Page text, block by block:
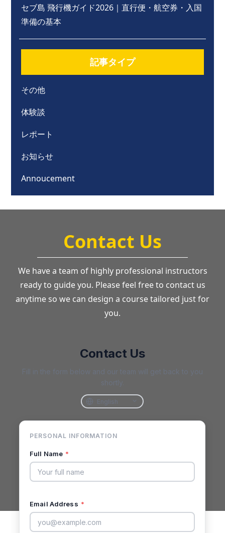
セブ島 飛行機ガイド2026｜直行便・航空券・入国
準備の基本
記事タイプ
その他
体験談
レポート
お知らせ
Annoucement
Contact Us
We have a team of highly professional instructors
ready to guide you. Please feel free to contact us
anytime so we can design a course tailored just for
you.